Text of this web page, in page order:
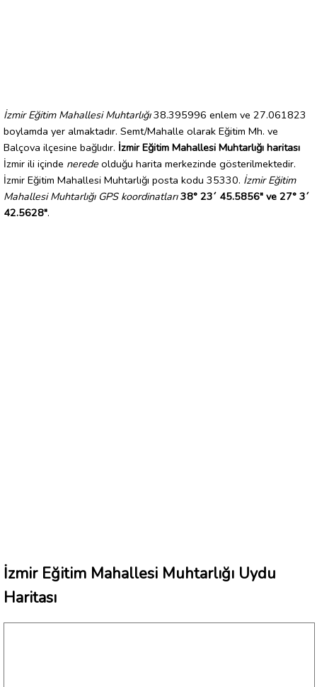
İzmir Eğitim Mahallesi Muhtarlığı38.395996 enlem ve 27.061823
boylamda yer almaktadır. Semt/Mahalle olarak Eğitim Mh. ve
Balçova ilçesine bağlıdır. İzmir Eğitim Mahallesi Muhtarlığı haritası
İzmir ili içinde nerede olduğu harita merkezinde gösterilmektedir.
İzmir Eğitim Mahallesi Muhtarlığı posta kodu 35330. İzmir Eğitim
Mahallesi Muhtarlığı GPS koordinatları 38° 23´ 45.5856" ve 27° 3´
42.5628".
İzmir Eğitim Mahallesi Muhtarlığı Uydu
Haritası